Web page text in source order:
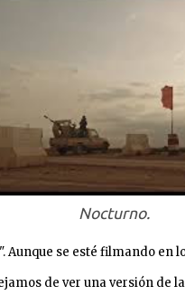
Nocturno.
Aunque se esté filmando
de ver una versión de